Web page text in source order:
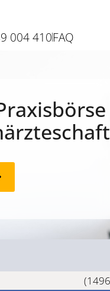
004 410FAQ